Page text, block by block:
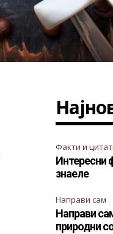
Факти и
Интересни
знаеле
Направи сам
Направи
природни